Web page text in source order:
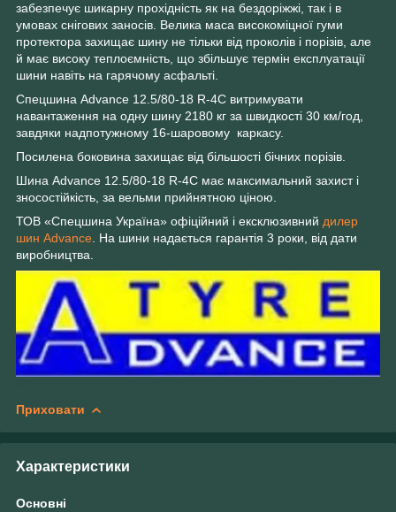
забезпечує шикарну прохідність як на бездоріжжі, так і в
умовах снігових заносів. Велика маса високоміцної гуми
протектора захищає шину не тільки від проколів і порізів, але
й має високу теплоємність, що збільшує термін експлуатації
шини навіть на гарячому асфальті.
Спецшина Advance 12.5/80-18 R-4C витримувати
навантаження на одну шину 2180 кг за швидкості 30 км/год,
завдяки надпотужному 16-шаровому каркасу.
Посилена боковина захищає від більшості бічних порізів.
Шина Advance 12.5/80-18 R-4C має максимальний захист і
зносостійкість, за вельми прийнятною ціною.
ТОВ «Спецшина Україна» офіційний і ексклюзивний дилер
шин Advance. На шини надається гарантія 3 роки, від дати
виробництва.
Приховати
Характеристики
Основні